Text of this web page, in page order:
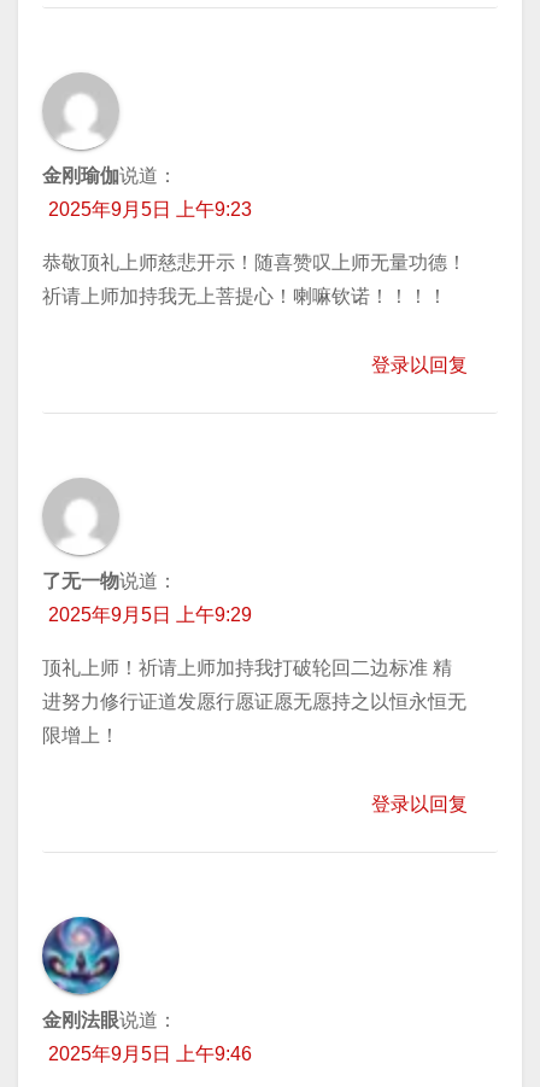
金刚瑜伽说道：
2025年9月5日 上午9:23
恭敬顶礼上师慈悲开示！随喜赞叹上师无量功德！
祈请上师加持我无上菩提心！喇嘛钦诺！！！！
登录以回复
了无一物说道：
2025年9月5日 上午9:29
顶礼上师！祈请上师加持我打破轮回二边标准 精
进努力修行证道发愿行愿证愿无愿持之以恒永恒无
限增上！
登录以回复
金刚法眼说道：
2025年9月5日 上午9:46